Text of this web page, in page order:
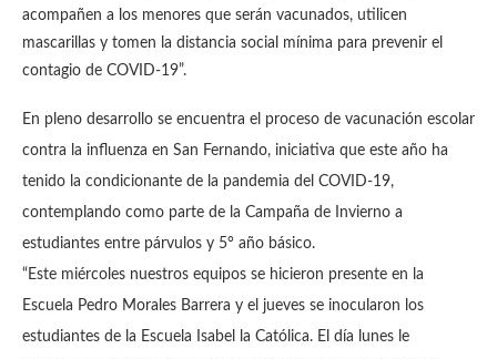
acompañen a los menores que serán vacunados, utilicen
mascarillas y tomen la distancia social mínima para prevenir el
contagio de COVID-19”.
En pleno desarrollo se encuentra el proceso de vacunación escolar
contra la influenza en San Fernando, iniciativa que este año ha
tenido la condicionante de la pandemia del COVID-19,
contemplando como parte de la Campaña de Invierno a
estudiantes entre párvulos y 5° año básico.
“Este miércoles nuestros equipos se hicieron presente en la
Escuela Pedro Morales Barrera y el jueves se inocularon los
estudiantes de la Escuela Isabel la Católica. El día lunes le